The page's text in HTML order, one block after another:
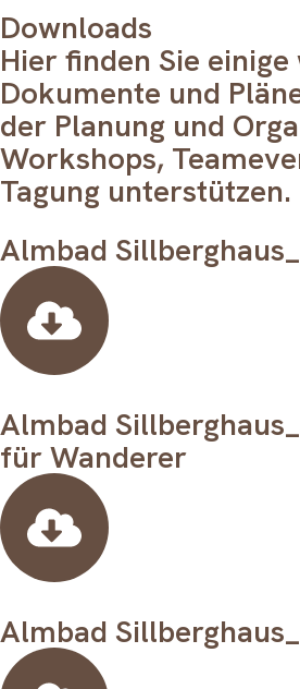
Downloads
Hier finden Sie
Dokumente und
der Planung und
Workshops,
Tagung unterstützen.
Almbad
Almbad
für Wanderer
Almbad